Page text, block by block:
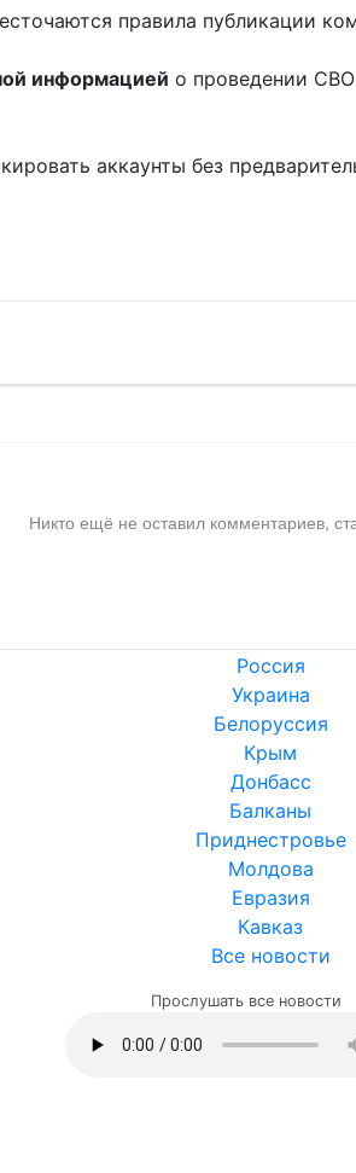
правила публикации
информацией о проведении
аккаунты без
Никто ещё не оставил комментариев,
Россия
Украина
Белоруссия
Крым
Донбасс
Балканы
Приднестровье
Молдова
Евразия
Кавказ
Все новости
Прослушать все новости